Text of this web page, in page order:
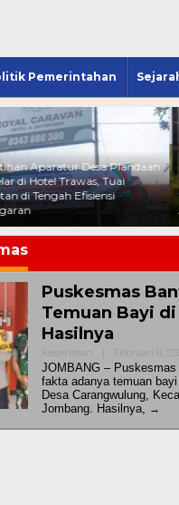
Pemerintahan
Aparatur Desa Plandaan
di Hotel Trawas, Tuai
di Tengah Efisiensi
Puskesmas
Temuan Bayi
Hasilnya
Kesehatan Februari 8,
JOMBANG –
fakta adanya temuan
Desa Carangwulung,
Jombang. Hasilnya,